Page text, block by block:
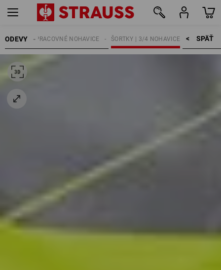
ODEVY SPÄŤ    >
ŠORTKY | 3/4 NOHAVICE
PRACOVNÉ NOHAVICE
PÁNSKE